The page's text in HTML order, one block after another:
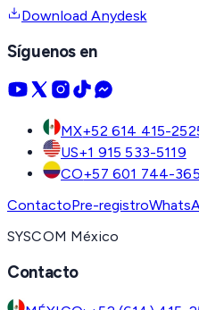
Download Anydesk
Síguenos en
MX+52 614 415-
US+1 915 533-5119
CO+57 601 744-
ContactoPre-registro
SYSCOM México
Contacto